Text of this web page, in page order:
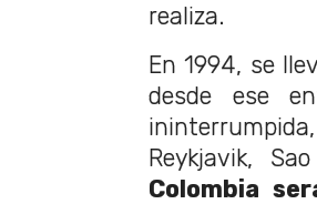
realiza.
En 1994, se
desde ese
Reykjavik,
Colombia